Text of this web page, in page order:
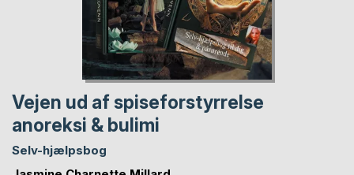
Vejen ud af spiseforstyrrelse
anoreksi & bulimi
Selv-hjælpsbog